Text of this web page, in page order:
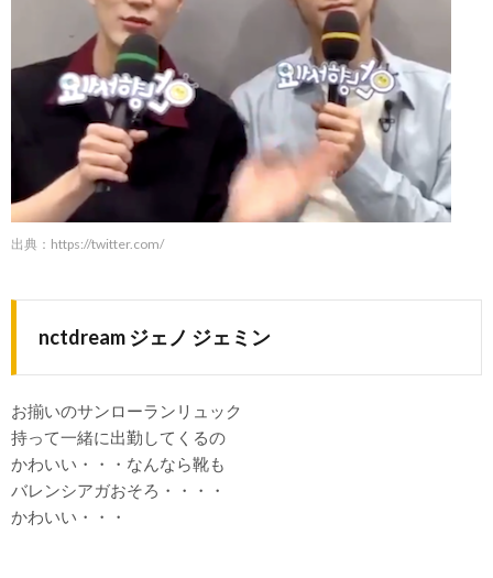
出典： https://twitter.com/
nctdream ジェノ ジェミン
お揃いのサンローランリュック
持って一緒に出勤してくるの
かわいい・・・なんなら靴も
バレンシアガおそろ・・・・
かわいい・・・